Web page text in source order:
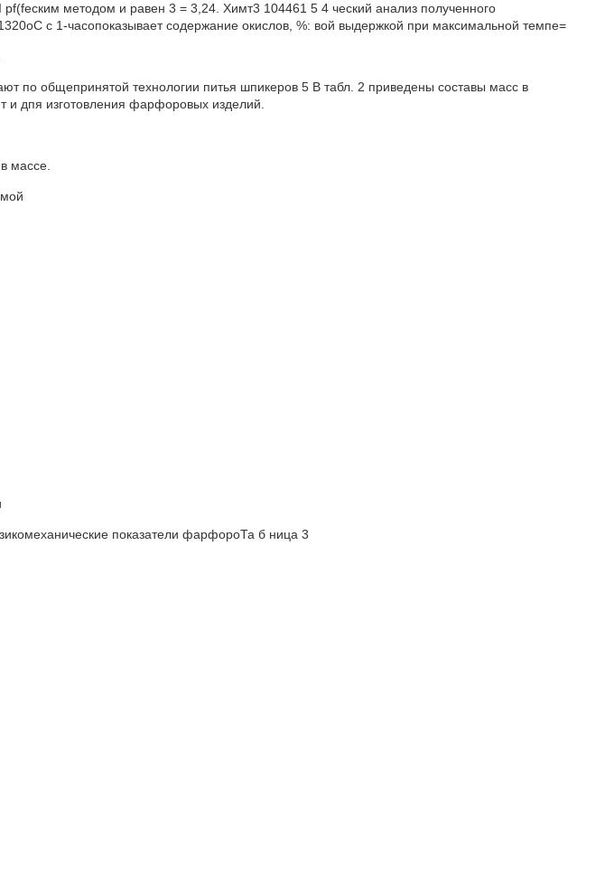
методом и равен 3 = 3,24. Химт3 104461 5 4 ческий анализ полученного
с 1-часопоказывает содержание окислов, %: вой выдержкой при максимальной темпе=
по общепринятой технологии питья шпикеров 5 В табл. 2 приведены составы масс в
и дпя изготовления фарфоровых изделий.
массе.
показатели фарфороТа б ница 3